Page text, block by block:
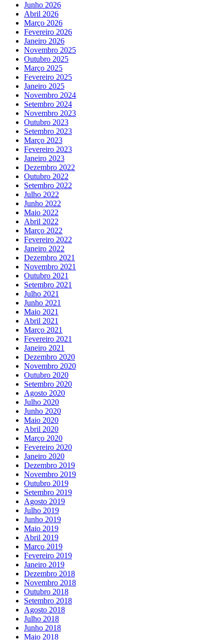
Junho 2026
Abril 2026
Março 2026
Fevereiro 2026
Janeiro 2026
Novembro 2025
Outubro 2025
Março 2025
Fevereiro 2025
Janeiro 2025
Novembro 2024
Setembro 2024
Novembro 2023
Outubro 2023
Setembro 2023
Março 2023
Fevereiro 2023
Janeiro 2023
Dezembro 2022
Outubro 2022
Setembro 2022
Julho 2022
Junho 2022
Maio 2022
Abril 2022
Março 2022
Fevereiro 2022
Janeiro 2022
Dezembro 2021
Novembro 2021
Outubro 2021
Setembro 2021
Julho 2021
Junho 2021
Maio 2021
Abril 2021
Março 2021
Fevereiro 2021
Janeiro 2021
Dezembro 2020
Novembro 2020
Outubro 2020
Setembro 2020
Agosto 2020
Julho 2020
Junho 2020
Maio 2020
Abril 2020
Março 2020
Fevereiro 2020
Janeiro 2020
Dezembro 2019
Novembro 2019
Outubro 2019
Setembro 2019
Agosto 2019
Julho 2019
Junho 2019
Maio 2019
Abril 2019
Março 2019
Fevereiro 2019
Janeiro 2019
Dezembro 2018
Novembro 2018
Outubro 2018
Setembro 2018
Agosto 2018
Julho 2018
Junho 2018
Maio 2018